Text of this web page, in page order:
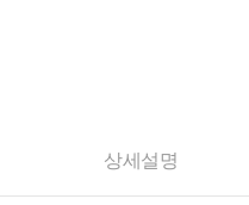
상세설명